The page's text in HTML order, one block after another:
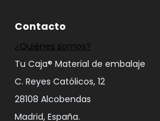
Contacto
¿Quiénes somos?
Tu Caja® Material de embalaje
C. Reyes Católicos, 12
28108 Alcobendas
Madrid, España.